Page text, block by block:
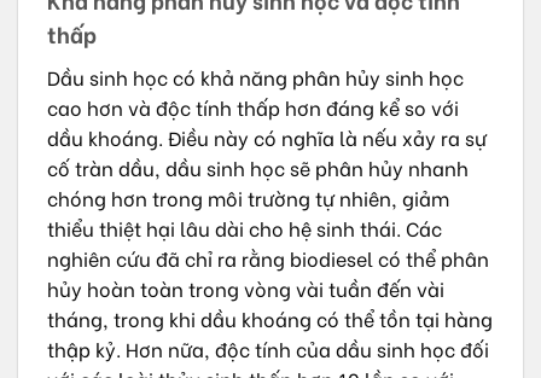
thấp
Dầu sinh học có khả năng phân hủy sinh học
cao hơn và độc tính thấp hơn đáng kể so với
dầu khoáng. Điều này có nghĩa là nếu xảy ra sự
cố tràn dầu, dầu sinh học sẽ phân hủy nhanh
chóng hơn trong môi trường tự nhiên, giảm
thiểu thiệt hại lâu dài cho hệ sinh thái. Các
nghiên cứu đã chỉ ra rằng biodiesel có thể phân
hủy hoàn toàn trong vòng vài tuần đến vài
tháng, trong khi dầu khoáng có thể tồn tại hàng
thập kỷ. Hơn nữa, độc tính của dầu sinh học đối